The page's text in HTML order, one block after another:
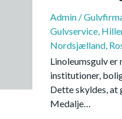
Admin /
Gulvservice,
Nordsjælland,
Linoleumsgulv
institutioner,
Dette skyldes,
Medalje…